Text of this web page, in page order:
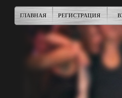
ГЛАВНАЯ РЕГИСТРАЦИЯ